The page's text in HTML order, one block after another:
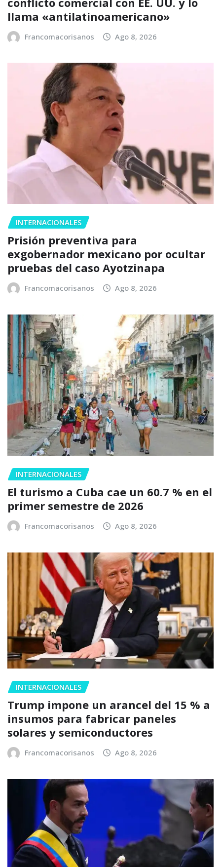
llama «antilatinoamericano»
Francomacorisanos Ago 8, 2026
INTERNACIONALES
Prisión preventiva para
exgobernador mexicano por ocultar
pruebas del caso Ayotzinapa
Francomacorisanos Ago 8, 2026
INTERNACIONALES
El turismo a Cuba cae un 60.7 % en el
primer semestre de 2026
Francomacorisanos Ago 8, 2026
INTERNACIONALES
Trump impone un arancel del 15 % a
insumos para fabricar paneles
solares y semiconductores
Francomacorisanos Ago 8, 2026